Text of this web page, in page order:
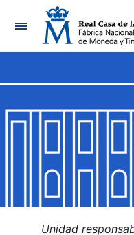
Mostrar/Ocultar
Mostrar/Ocultar
Mostrar/Ocultar
Unidad